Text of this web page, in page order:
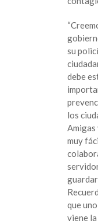
su
debe
los
Amigas
muy
que
viene